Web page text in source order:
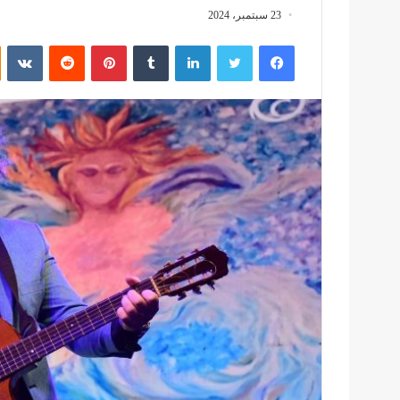
23 سبتمبر، 2024
فيسبوك تويتر لينكدإن بينتيريست